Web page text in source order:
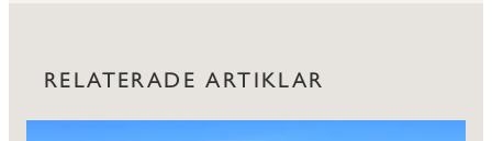
RELATERADE ARTIKLAR